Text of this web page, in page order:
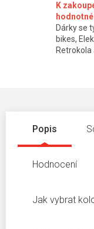
K
Dárky se
bikes,
Retrokola
Popis
Hodnocení
Jak vybrat